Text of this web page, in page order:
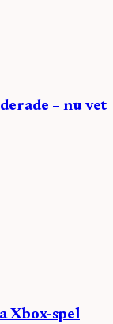
– nu vet
Xbox-spel